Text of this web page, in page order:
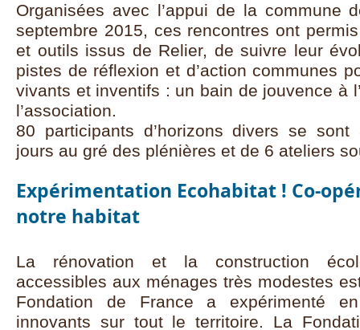
Organisées avec l’appui de la commune
septembre 2015, ces rencontres ont
et outils issus de Relier, de suivre leur
pistes de réflexion et d’action communes
vivants et inventifs : un bain de jouvence à
l’association.
80 participants d’horizons divers se
jours au gré des plénières et de 6 ateliers
Expérimentation Ecohabitat ! Co-
notre habitat
La rénovation et la construction
accessibles aux ménages très modestes
Fondation de France a expérimenté
innovants sur tout le territoire. La